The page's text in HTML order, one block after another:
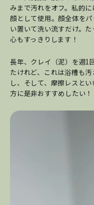
みまで汚れをオフ。私的
顔として使用。顔全体を
い置いて洗い流すだけ。
心もすっきりします！
長年、クレイ（泥）を週1
たけれど、これは浴槽も
し、そして、摩擦レスと
方に是非おすすめしたい！